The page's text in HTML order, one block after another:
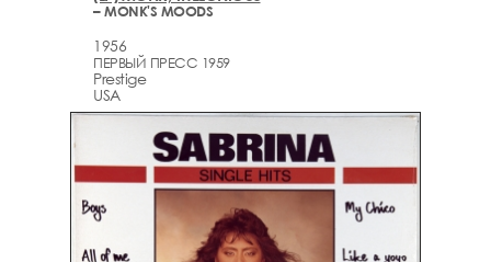
– MONK'S MOODS
1956
ПЕРВЫЙ ПРЕСС 1959
Prestige
USA